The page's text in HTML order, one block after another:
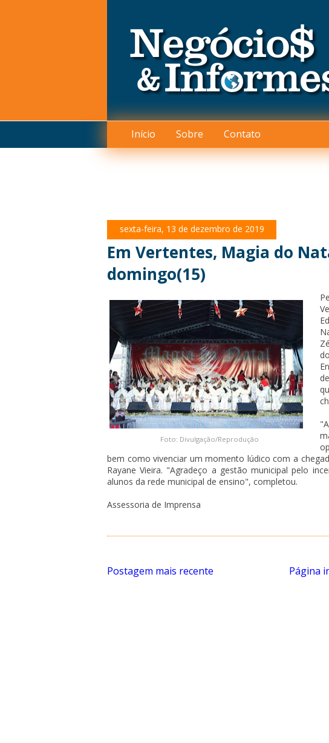
Início Sobre Contato
sexta-feira, 13 de dezembro de 2019
Em Vertentes, Magia do
domingo(15)
Foto: Divulgação/Reprodução
bem como vivenciar um momento lúdico com a
Rayane Vieira. "Agradeço a gestão municipal pelo
alunos da rede municipal de ensino", completou.
Assessoria de Imprensa
Postagem mais recente Página